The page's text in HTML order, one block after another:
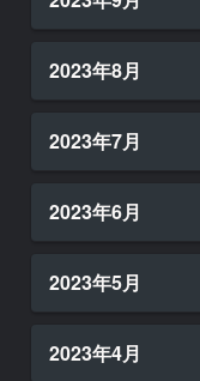
2023年8月
2023年7月
2023年6月
2023年5月
2023年4月